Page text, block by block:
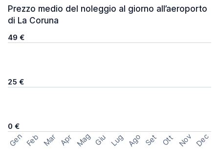
Prezzo medio del noleggio al giorno all’aeroporto
di La Coruna
49 €
25 €
0 €
Gen Feb Mar Apr Mag Giu Lug Ago Set Ott Nov Dec